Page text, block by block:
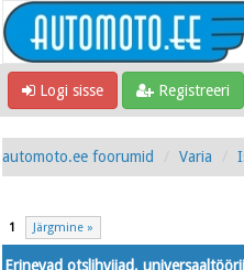
Logi sisse Registreeri
automoto.ee foorumid Varia
1 Järgmine »
Erinevad otslihvijad,